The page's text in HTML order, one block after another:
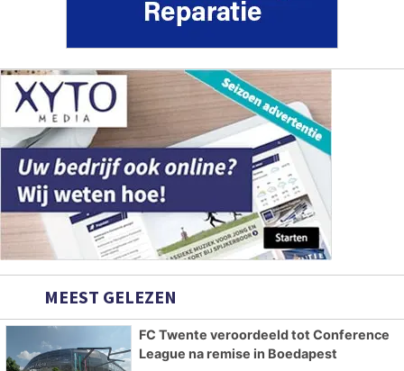
MEEST GELEZEN
FC Twente veroordeeld tot Conference
League na remise in Boedapest